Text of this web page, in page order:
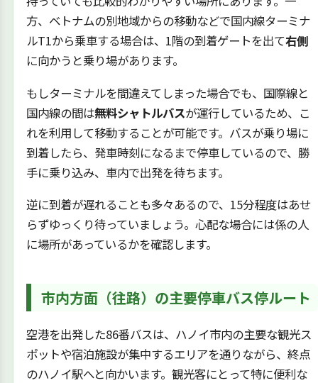
方、ベトナムの別地域からの移動などで国内線ターミナ
ルT1から乗車する場合は、1階の到着ゲートを出て右側
に向かうと乗り場があります。
もしターミナルを間違えてしまった場合でも、国際線と
国内線の間は無料シャトルバスが運行しているため、こ
れを利用して移動することが可能です。バスが乗り場に
到着したら、発車時刻になるまで停車しているので、勝
手に乗り込み、車内で出発を待ちます。
逆に到着が遅れることも多々あるので、15分程度はあせ
らずゆっくり待っていましょう。心配な場合には係の人
に場所があっているかを確認します。
市内方面（往路）の主要停車バス停ルート
空港を出発した86番バスは、ハノイ市内の主要な観光ス
ポットや宿泊施設が集中するエリアを通りながら、終点
のハノイ駅へと向かいます。観光客にとって特に便利な